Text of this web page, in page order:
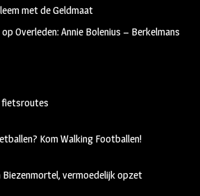
met de Geldmaat
opOverleden: Annie Bolenius – Berkelmans
fietsroutes
Kom Walking Footballen!
Biezenmortel, vermoedelijk opzet